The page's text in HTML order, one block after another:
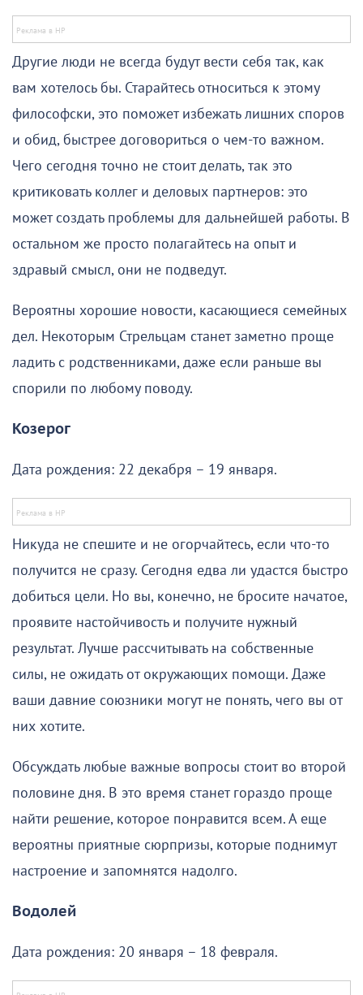
Другие люди не всегда будут вести себя так, как
вам хотелось бы. Старайтесь относиться к этому
философски, это поможет избежать лишних споров
и обид, быстрее договориться о чем-то важном.
Чего сегодня точно не стоит делать, так это
критиковать коллег и деловых партнеров: это
может создать проблемы для дальнейшей работы. В
остальном же просто полагайтесь на опыт и
здравый смысл, они не подведут.
Вероятны хорошие новости, касающиеся семейных
дел. Некоторым Стрельцам станет заметно проще
ладить с родственниками, даже если раньше вы
спорили по любому поводу.
Козерог
Дата рождения: 22 декабря – 19 января.
Никуда не спешите и не огорчайтесь, если что-то
получится не сразу. Сегодня едва ли удастся быстро
добиться цели. Но вы, конечно, не бросите начатое,
проявите настойчивость и получите нужный
результат. Лучше рассчитывать на собственные
силы, не ожидать от окружающих помощи. Даже
ваши давние союзники могут не понять, чего вы от
них хотите.
Обсуждать любые важные вопросы стоит во второй
половине дня. В это время станет гораздо проще
найти решение, которое понравится всем. А еще
вероятны приятные сюрпризы, которые поднимут
настроение и запомнятся надолго.
Водолей
Дата рождения: 20 января – 18 февраля.